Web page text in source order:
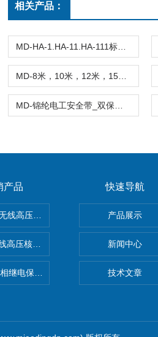
相关产品：
产品
线高压核相仪
高压核相仪
继电保护测试仪价格
快速导航
产品展示
新闻中心
技术文章